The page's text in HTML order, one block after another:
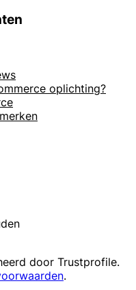
oplichting?
door Trustprofile.
.